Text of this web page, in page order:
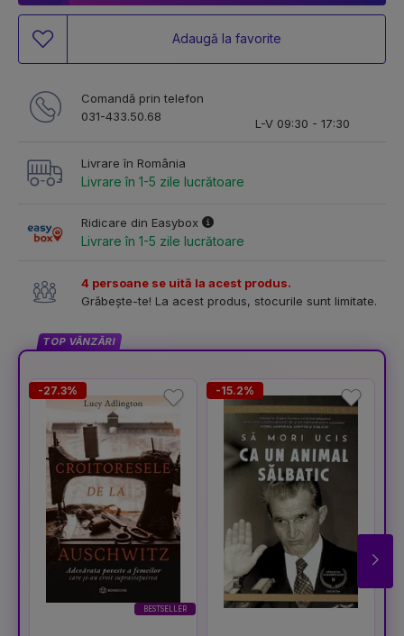
Adaugă la favorite
Comandă prin telefon
031-433.50.68
L-V 09:30 - 17:30
Livrare în România
Livrare în 1-5 zile lucrătoare
Ridicare din Easybox
Livrare în 1-5 zile lucrătoare
4 persoane se uită la acest produs.
Grăbește-te! La acest produs, stocurile sunt limitate.
TOP VÂNZĂRI
BESTSELLER
-27.3% -15.2%